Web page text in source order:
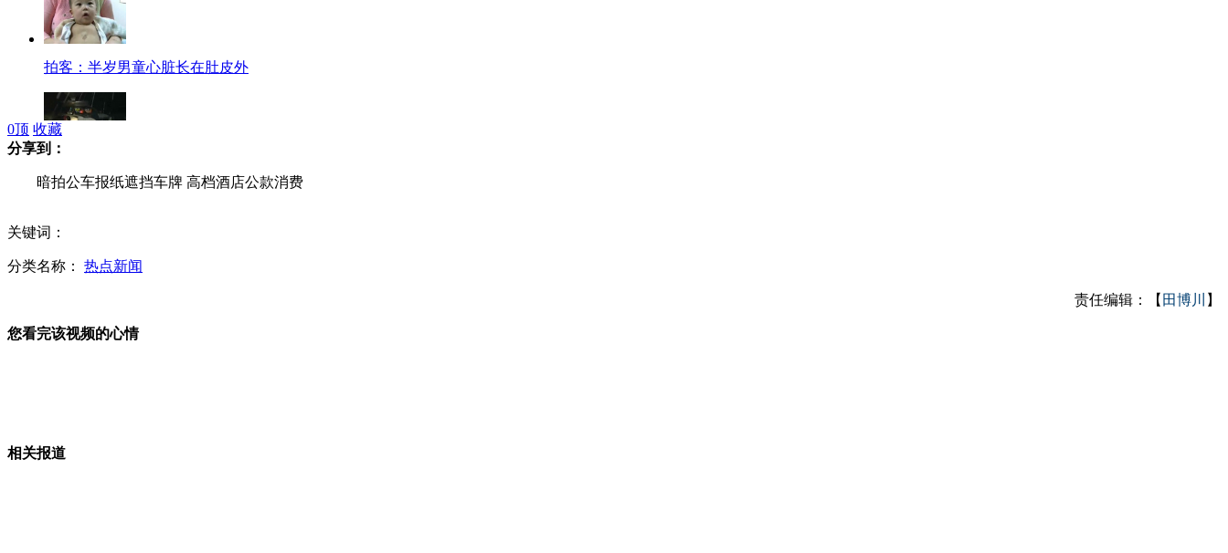
拍客：半岁男童心脏长在肚皮外
中央气象台继续发布霾黄色预警
探访苏联最大地下军事基地
0顶 收藏
分享到：
暗拍公车报纸遮挡车牌 高档酒店公款消费
关键词：
分类名称： 热点新闻
责任编辑：【 田博川 】
您看完该视频的心情
相关报道